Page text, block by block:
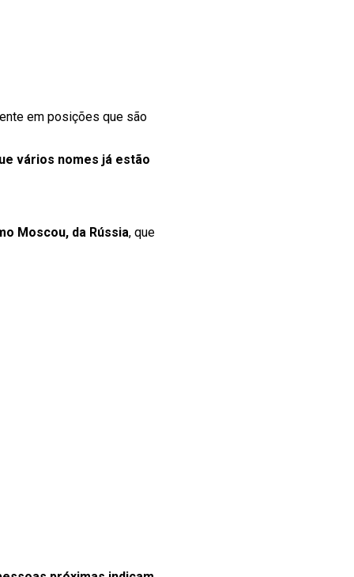
em posições que são
vários nomes já estão
Moscou, da Rússia, que